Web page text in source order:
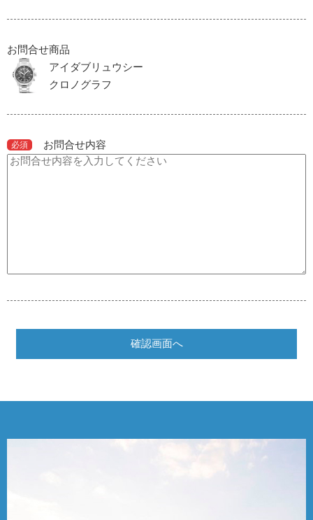
お問合せ商品
アイダブリュウシー
クロノグラフ
必須 お問合せ内容